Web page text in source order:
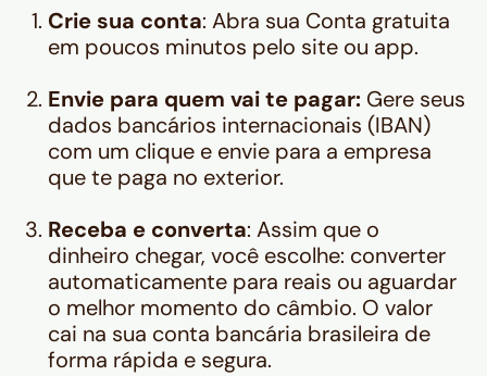
Crie sua conta: Abra sua Conta gratuita
em poucos minutos pelo site ou app.
Envie para quem vai te pagar: Gere seus
dados bancários internacionais (IBAN)
com um clique e envie para a empresa
que te paga no exterior.
Receba e converta: Assim que o
dinheiro chegar, você escolhe: converter
automaticamente para reais ou aguardar
o melhor momento do câmbio. O valor
cai na sua conta bancária brasileira de
forma rápida e segura.